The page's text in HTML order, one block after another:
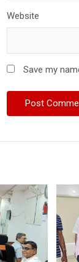
Website
Save my